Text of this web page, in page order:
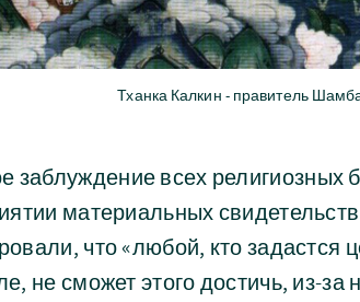
Тханка Калкин - правитель
всех религиозных
материальных
что «любой, кто задастся
не сможет этого достичь, из-за